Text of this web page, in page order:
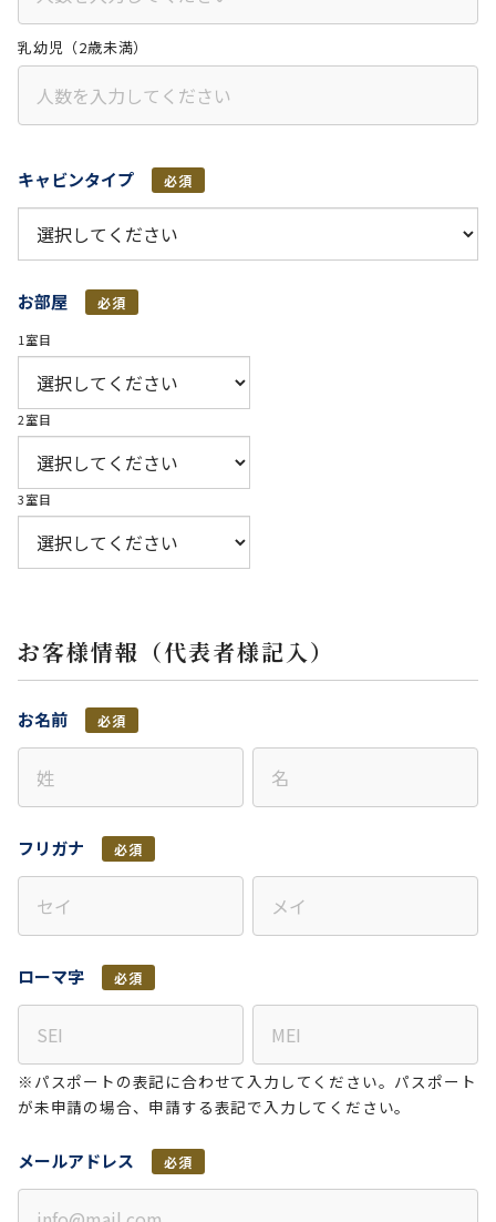
乳幼児（2歳未満）
キャビンタイプ 必須
お部屋 必須
1室目
2室目
3室目
お客様情報（代表者様記入）
お名前 必須
フリガナ 必須
ローマ字 必須
※パスポートの表記に合わせて入力してください。パスポート
が未申請の場合、申請する表記で入力してください。
メールアドレス 必須